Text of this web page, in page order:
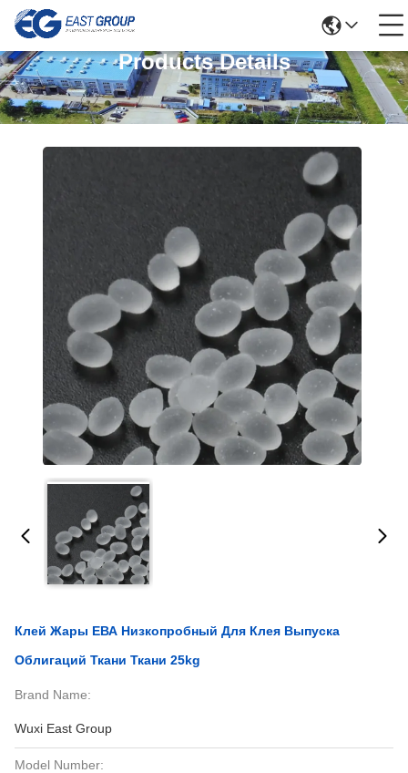
Products Details
Клей Жары ЕВА Низкопробный Для Клея Выпуска
Облигаций Ткани Ткани 25kg
Brand Name:
Wuxi East Group
Model Number: